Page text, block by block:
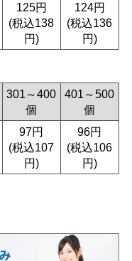
125円
(税込138
円)
124円
(税込136
円)
301～400
個
401～500
個
97円
(税込107
円)
96円
(税込106
円)